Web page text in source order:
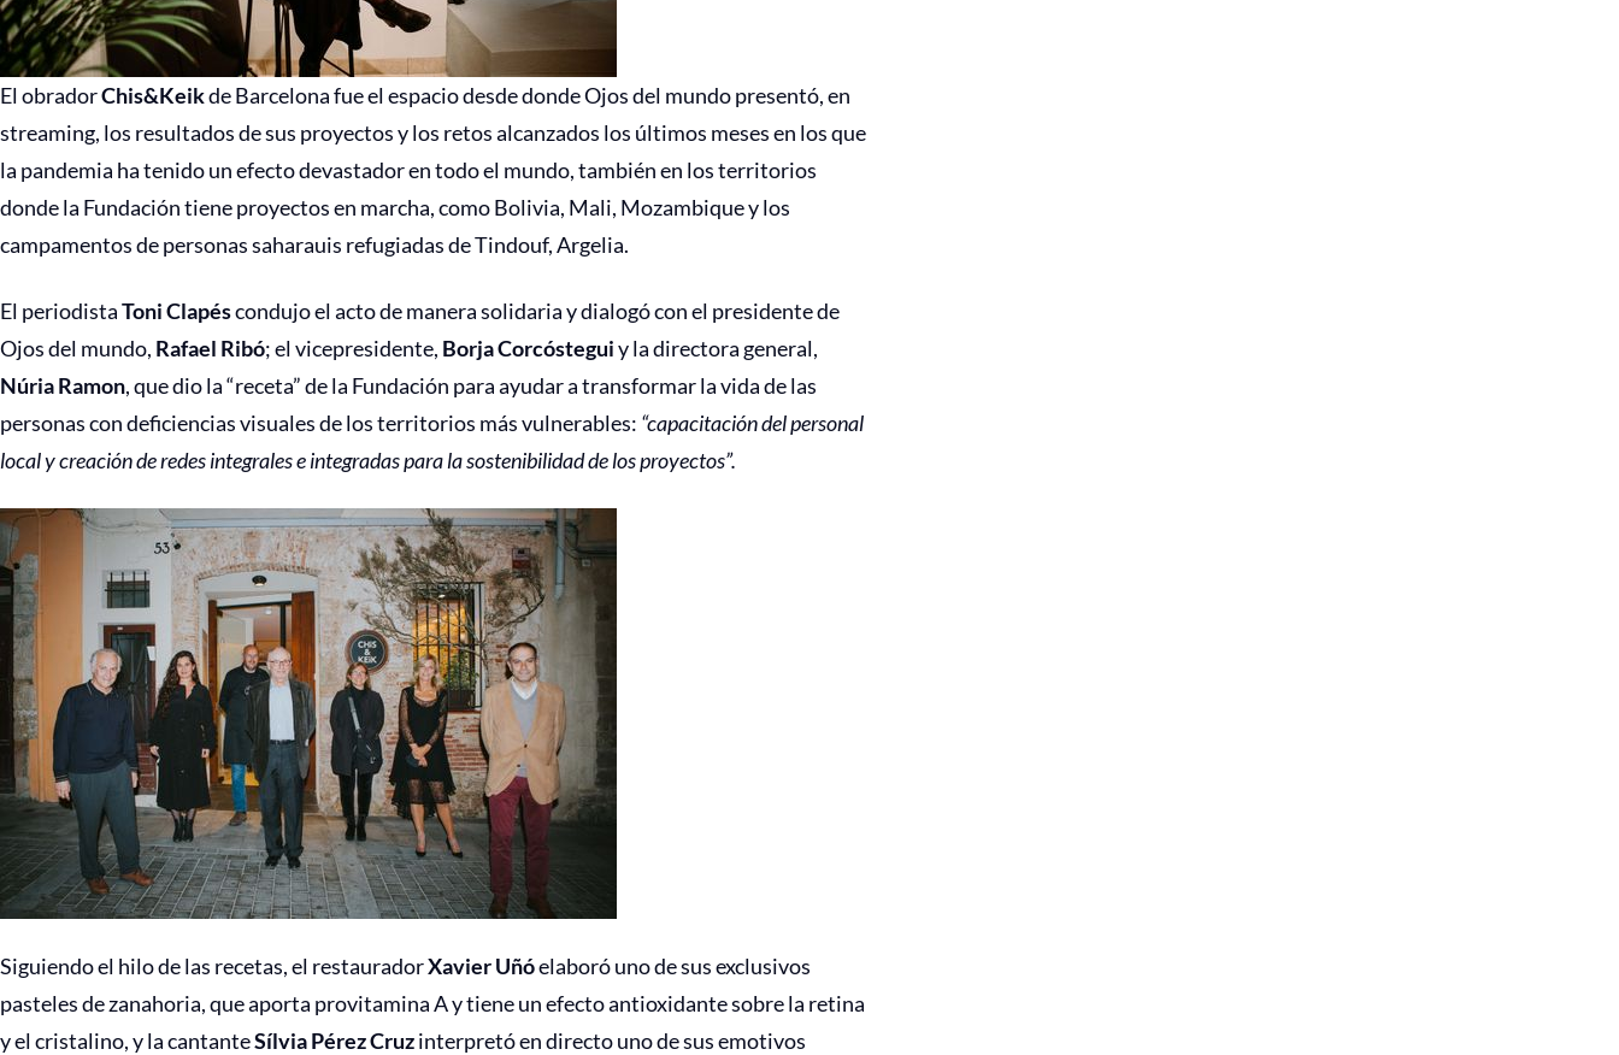
El obradorChis&Keikde Barcelona fue el espacio desde donde Ojos del mundo presentó, en
streaming, los resultados de sus proyectos y los retos alcanzados los últimos meses en los que
la pandemia ha tenido un efecto devastador en todo el mundo, también en los territorios
donde la Fundación tiene proyectos en marcha, como Bolivia, Mali, Mozambique y los
campamentos de personas saharauis refugiadas de Tindouf, Argelia.
El periodistaToni Clapéscondujo el acto de manera solidaria y dialogó con el presidente de
Ojos del mundo, Rafael Ribó; el vicepresidente, Borja Corcósteguiy la directora general,
Núria Ramon, que dio la “receta” de la Fundación para ayudar a transformar la vida de las
personas con deficiencias visuales de los territorios más vulnerables: “capacitación del personal
local y creación de redes integrales e integradas para la sostenibilidad de los proyectos”.
Siguiendo el hilo de las recetas, el restauradorXavier Uñóelaboró uno de sus exclusivos
pasteles de zanahoria, que aporta provitamina A y tiene un efecto antioxidante sobre la retina
y el cristalino, y la cantanteSílvia Pérez Cruzinterpretó en directo uno de sus emotivos